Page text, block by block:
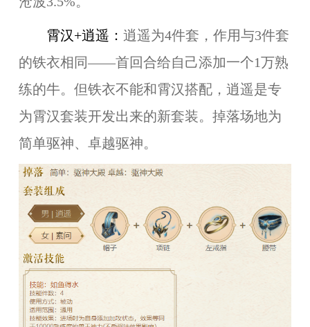
霄汉+逍遥： 逍遥为4件套，作用与3件套
的铁衣相同——首回合给自己添加一个1万熟
练的牛。但铁衣不能和霄汉搭配，逍遥是专
为霄汉套装开发出来的新套装。掉落场地为
简单驱神、卓越驱神。